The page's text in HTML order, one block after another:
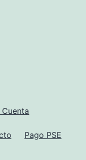
Cuenta
Pago PSE